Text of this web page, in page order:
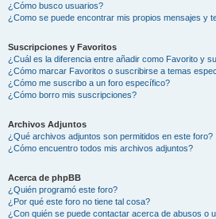
¿Cómo busco usuarios?
¿Como se puede encontrar mis propios mensajes y
Suscripciones y Favoritos
¿Cuál es la diferencia entre añadir como Favorito y
¿Cómo marcar Favoritos o suscribirse a temas
¿Cómo me suscribo a un foro específico?
¿Cómo borro mis suscripciones?
Archivos Adjuntos
¿Qué archivos adjuntos son permitidos en este foro?
¿Cómo encuentro todos mis archivos adjuntos?
Acerca de phpBB
¿Quién programó este foro?
¿Por qué este foro no tiene tal cosa?
¿Con quién se puede contactar acerca de abusos o